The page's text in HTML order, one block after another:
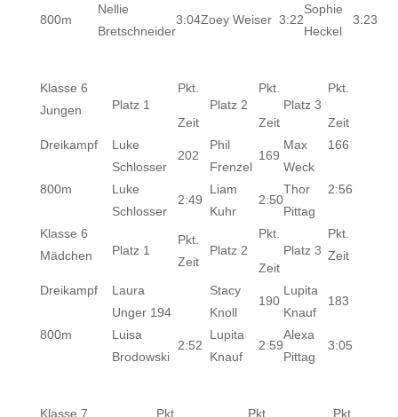
800m
Nellie
Bretschneider
3:04Zoey Weiser 3:22
Sophie
Heckel
3:23
Klasse 6
Jungen
Platz 1
Pkt.
Zeit
Platz 2
Pkt.
Zeit
Platz 3
Pkt.
Zeit
Dreikampf
Luke
Schlosser
202
Phil
Frenzel
169
Max
Weck
166
800m
Luke
Schlosser
2:49
Liam
Kuhr
2:50
Thor
Pittag
2:56
Klasse 6
Mädchen
Platz 1
Pkt.
Zeit
Platz 2
Pkt.
Zeit
Platz 3
Pkt.
Zeit
Dreikampf
Laura
Unger 194
Stacy
Knoll
190
Lupita
Knauf
183
800m
Luisa
Brodowski
2:52
Lupita
Knauf
2:59
Alexa
Pittag
3:05
Klasse 7
Pkt. Pkt. Pkt.